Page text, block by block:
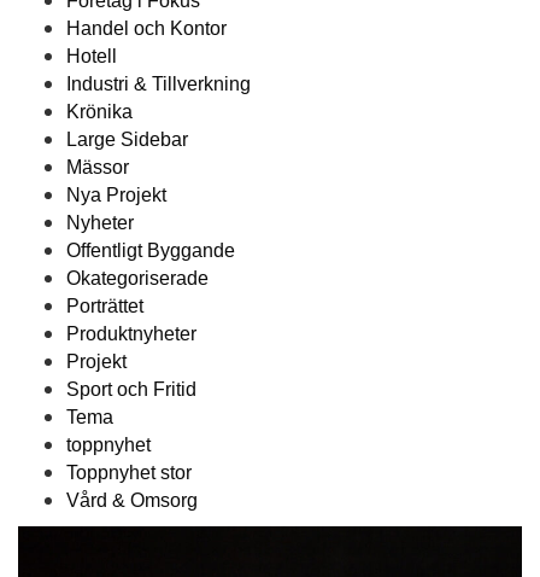
Handel och Kontor
Hotell
Industri & Tillverkning
Krönika
Large Sidebar
Mässor
Nya Projekt
Nyheter
Offentligt Byggande
Okategoriserade
Porträttet
Produktnyheter
Projekt
Sport och Fritid
Tema
toppnyhet
Toppnyhet stor
Vård & Omsorg